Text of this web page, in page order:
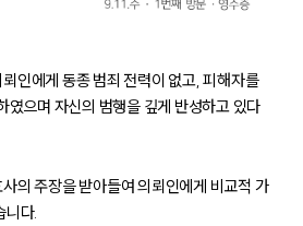
인에게 동종 범죄 전력이 없고, 피해자를
였으며 자신의 범행을 깊게 반성하고 있다
의 주장을 받아들여 의뢰인에게 비교적 가
니다.